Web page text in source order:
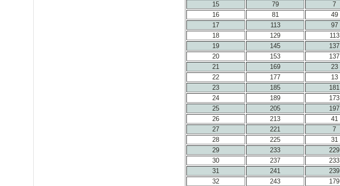
15
79 7
16
81 49
17
113 97
18
129 113
19
145 137
20
153 137
21
169 23
22
177 13
23
185 181
24
189 173
25
205 197
26
213 41
27
221 7
28
225 31
29
233 229
30
237 233
31
241 239
32
243 179